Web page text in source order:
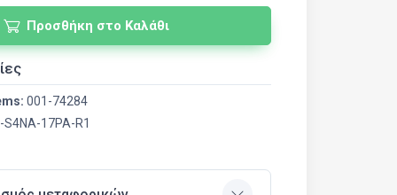
Προσθήκη στο Καλάθι
001-74284
S4NA-17PA-R1